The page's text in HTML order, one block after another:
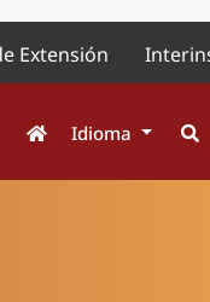
Extensión
Idioma